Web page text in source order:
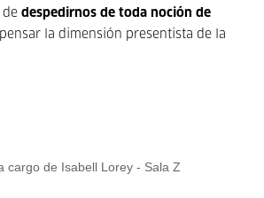
de despedirnos de toda noción de
la dimensión presentista de la
cargo de Isabell Lorey - Sala Z